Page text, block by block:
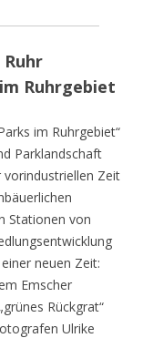
Ruhrgebiet
im Ruhrgebiet“
Parklandschaft
vorindustriellen Zeit
Stationen von
neuen Zeit:
Emscher
Rückgrat“
Ulrike